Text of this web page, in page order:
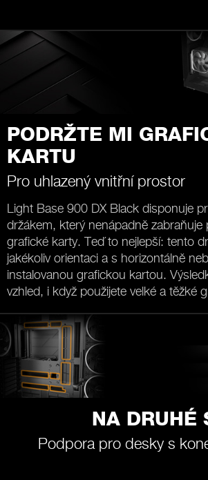
PODRŽTE MI
KARTU
Pro uhlazený vnitřní prostor
Light Base 900 DX Black disponuje
držákem, který nenápadně zabraňuje
grafické karty. Teď to nejlepší: tento
jakékoliv orientaci a s horizontálně
instalovanou grafickou kartou.
vzhled, i když použijete velké a těžké
NA DRUHÉ
Podpora pro desky s